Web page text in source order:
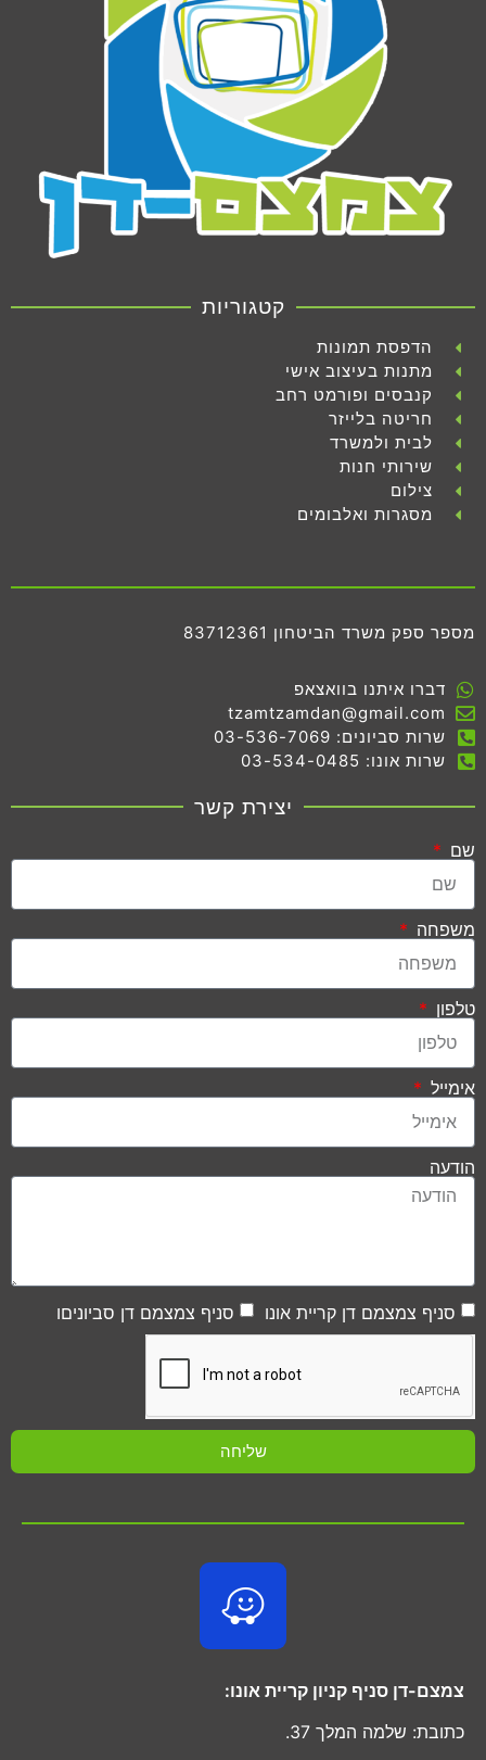
קטגוריות
הדפסת תמונות
מתנות בעיצוב אישי
קנבסים ופורמט רחב
חריטה בלייזר
לבית ולמשרד
שירותי חנות
צילום
מסגרות ואלבומים
מספר ספק משרד הביטחון 83712361
דברו איתנו בוואצאפ
tzamtzamdan@gmail.com
שרות סביונים: 03-536-7069
שרות אונו: 03-534-0485
יצירת קשר
שם
משפחה
טלפון
אימייל
הודעה
סניף צמצמם דן קריית אונו סניף צמצמם דן סביוניםו
שליחה
צמצם-דן סניף קניון קריית אונו:
כתובת: שלמה המלך 37.